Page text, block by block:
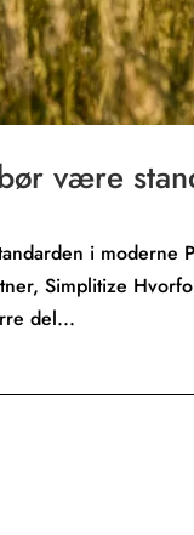
være
i moderne
Simplitize
del...